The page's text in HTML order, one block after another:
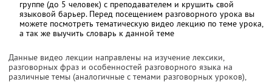
группе (до 5 человек) с преподавателем и крушить свой
языковой барьер. Перед посещением разговорного урока вы
можете посмотреть тематическую видео лекцию по теме урока,
а так же выучить словарь к данной теме
Данные видео лекции направлены на изучение лексики,
разговорных фраз и особенностей разговорного языка на
различные темы (аналогичные с темами разговорных уроков),